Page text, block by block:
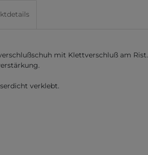
mit Klettverschluß am Rist.
verklebt.